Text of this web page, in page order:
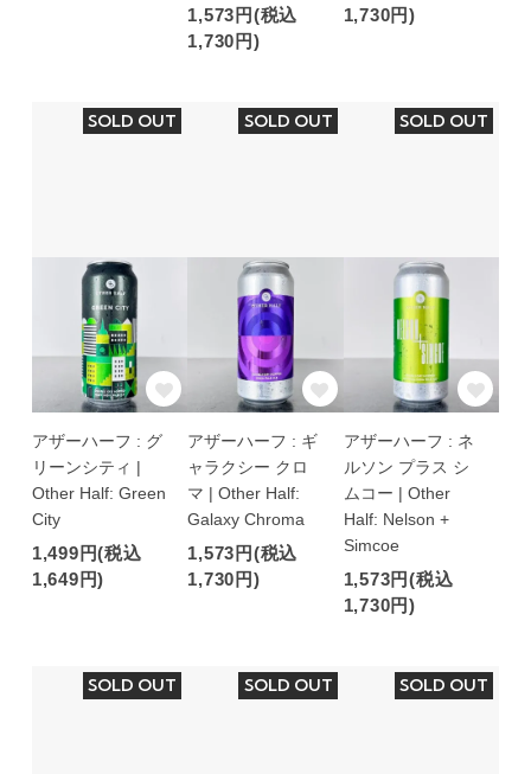
1,573円(税込
1,730円)
1,730円)
SOLD OUT
アザーハーフ : グ
リーンシティ |
Other Half: Green
City
1,499円(税込
1,649円)
SOLD OUT
アザーハーフ : ギ
ャラクシー クロ
マ | Other Half:
Galaxy Chroma
1,573円(税込
1,730円)
SOLD OUT
アザーハーフ : ネ
ルソン プラス シ
ムコー | Other
Half: Nelson +
Simcoe
1,573円(税込
1,730円)
SOLD OUT SOLD OUT SOLD OUT